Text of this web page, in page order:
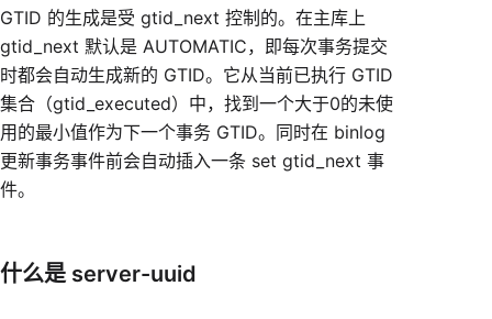
GTID 的生成是受 gtid_next 控制的。在主库上
gtid_next 默认是 AUTOMATIC，即每次事务提交
时都会自动生成新的 GTID。它从当前已执行 GTID
集合（gtid_executed）中，找到一个大于0的未使
用的最小值作为下一个事务 GTID。同时在 binlog
更新事务事件前会自动插入一条 set gtid_next 事
件。
什么是 server-uuid